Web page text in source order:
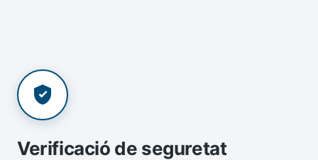
Verificació de seguretat